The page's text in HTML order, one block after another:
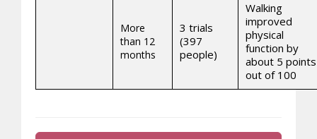
More
than 12
months
3 trials
(397
people)
Walking
improved
physical
function by
about 5 points
out of 100